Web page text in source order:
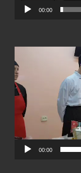
00:00
00:00